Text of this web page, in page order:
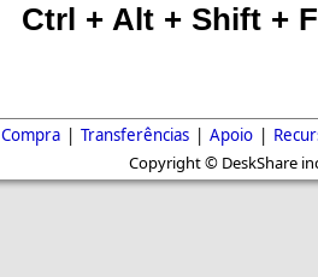
Ctrl + Alt + Shift +
Compra | Transferências | Apoio |
Copyright © DeskShare